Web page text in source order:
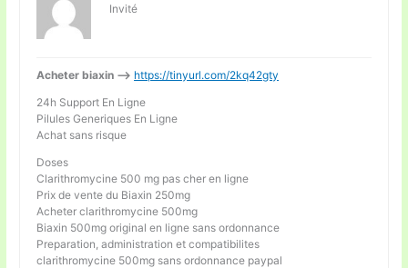
Invité
Acheter biaxin —> https://tinyurl.com/2kq42gty
24h Support En Ligne
Pilules Generiques En Ligne
Achat sans risque
Doses
Clarithromycine 500 mg pas cher en ligne
Prix de vente du Biaxin 250mg
Acheter clarithromycine 500mg
Biaxin 500mg original en ligne sans ordonnance
Preparation, administration et compatibilites
clarithromycine 500mg sans ordonnance paypal